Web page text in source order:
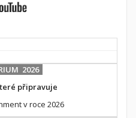
2026
připravuje
v roce 2026